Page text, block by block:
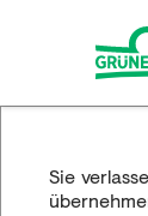
Sie